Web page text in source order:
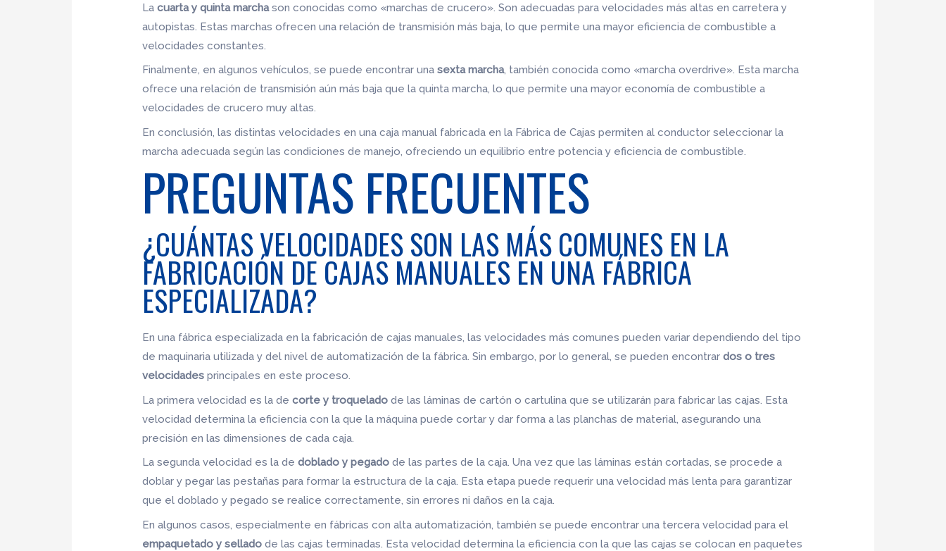
Lacuarta y quinta marchason conocidas como «marchas de crucero». Son adecuadas para velocidades más altas en carretera y
autopistas. Estas marchas ofrecen una relación de transmisión más baja, lo que permite una mayor eficiencia de combustible a
velocidades constantes.
Finalmente, en algunos vehículos, se puede encontrar unasexta marcha, también conocida como «marcha overdrive». Esta marcha
ofrece una relación de transmisión aún más baja que la quinta marcha, lo que permite una mayor economía de combustible a
velocidades de crucero muy altas.
En conclusión, las distintas velocidades en una caja manual fabricada en la Fábrica de Cajas permiten al conductor seleccionar la
marcha adecuada según las condiciones de manejo, ofreciendo un equilibrio entre potencia y eficiencia de combustible.
PREGUNTAS FRECUENTES
¿CUÁNTAS VELOCIDADES SON LAS MÁS COMUNES EN LA
FABRICACIÓN DE CAJAS MANUALES EN UNA FÁBRICA
ESPECIALIZADA?
En una fábrica especializada en la fabricación de cajas manuales, las velocidades más comunes pueden variar dependiendo del tipo
de maquinaria utilizada y del nivel de automatización de la fábrica. Sin embargo, por lo general, se pueden encontrardos o tres
velocidades principales en este proceso.
La primera velocidad es la decorte y troquelado de las láminas de cartón o cartulina que se utilizarán para fabricar las cajas. Esta
velocidad determina la eficiencia con la que la máquina puede cortar y dar forma a las planchas de material, asegurando una
precisión en las dimensiones de cada caja.
La segunda velocidad es la dedoblado y pegado de las partes de la caja. Una vez que las láminas están cortadas, se procede a
doblar y pegar las pestañas para formar la estructura de la caja. Esta etapa puede requerir una velocidad más lenta para garantizar
que el doblado y pegado se realice correctamente, sin errores ni daños en la caja.
En algunos casos, especialmente en fábricas con alta automatización, también se puede encontrar una tercera velocidad para el
empaquetado y sellado de las cajas terminadas. Esta velocidad determina la eficiencia con la que las cajas se colocan en paquetes